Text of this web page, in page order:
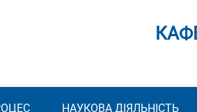
НАУКОВА ДІЯЛЬНІСТЬ